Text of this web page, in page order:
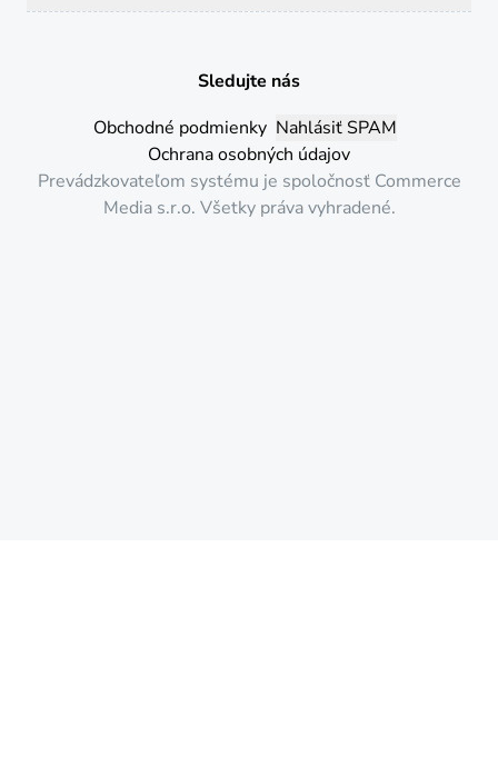
Sledujte nás
Instagam
LinkedIn
Facebook
YouTube
Obchodné podmienky Nahlásiť SPAM
Ochrana osobných údajov
Prevádzkovateľom systému je spoločnosť Commerce
Media s.r.o. Všetky práva vyhradené.